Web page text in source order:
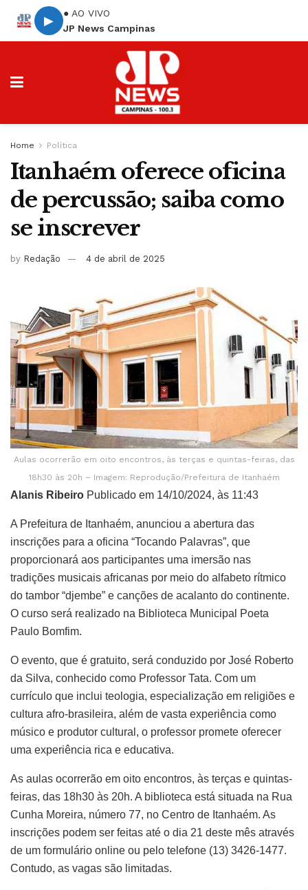
▶
● AO VIVO
JP News Campinas
Home Política
Itanhaém oferece oficina
de percussão; saiba como
se inscrever
by Redação 4 de abril de 2025
Aulas ocorrerão em oito encontros, às terças e quintas-feiras, das
18h30 às 20h – Imagem: Reprodução/Prefeitura de Itanhaém
Alanis Ribeiro Publicado em 14/10/2024, às 11:43
A Prefeitura de Itanhaém, anunciou a abertura das
inscrições para a oficina “Tocando Palavras”, que
proporcionará aos participantes uma imersão nas
tradições musicais africanas por meio do alfabeto rítmico
do tambor “djembe” e canções de acalanto do continente.
O curso será realizado na Biblioteca Municipal Poeta
Paulo Bomfim.
O evento, que é gratuito, será conduzido por José Roberto
da Silva, conhecido como Professor Tata. Com um
currículo que inclui teologia, especialização em religiões e
cultura afro-brasileira, além de vasta experiência como
músico e produtor cultural, o professor promete oferecer
uma experiência rica e educativa.
As aulas ocorrerão em oito encontros, às terças e quintas-
feiras, das 18h30 às 20h. A biblioteca está situada na Rua
Cunha Moreira, número 77, no Centro de Itanhaém. As
inscrições podem ser feitas até o dia 21 deste mês através
de um formulário online ou pelo telefone (13) 3426-1477.
Contudo, as vagas são limitadas.